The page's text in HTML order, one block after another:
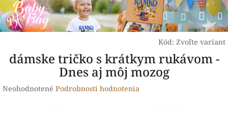
Prejsť
na
obsah
Hľadať
Kód: Zvoľte variant
dámske tričko s krátkym rukávom -
Dnes aj môj mozog
Priemerné
Neohodnotené Podrobnosti hodnotenia